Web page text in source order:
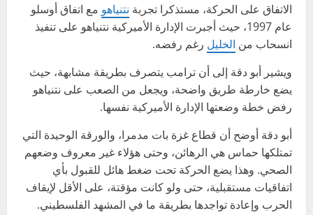
الاتفاق على الحركة، مستذكرا تجربة نتنياهو مع اتفاق أوسلو
عام 1997، حيث أجبرت الإدارة الأميركية نتنياهو على تنفيذ
انسحاب من الخليل رغم رفضه.
ويشير أبو دقة إلى أن ترامب يتصرف بطريقة مشابهة، حيث
يضع خارطة طريق واضحة، ويجعل من الصعب على نتنياهو
رفض خطة وضعتها الإدارة الأميركية نفسها.
أبو دقة أوضح أن قطاع غزة بات مدمرا، والورقة الوحيدة التي
تمتلكها حماس هي الرهائن، وحتى هؤلاء غير معروف وضعهم
الصحي. وهذا يضع الحركة تحت ضغط هائل للقبول بأي
اتفاقيات مستقبلية، حتى ولو كانت مؤقتة، على الأقل لإيقاف
الحرب وإعادة تواجدها بطريقة ما في المشهد الفلسطيني.